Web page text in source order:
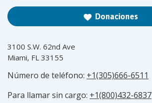
Donaciones
3100 S.W. 62nd Ave
Miami, FL 33155
Número de teléfono: +1(305)666-6511
Para llamar sin cargo: +1(800)432-6837